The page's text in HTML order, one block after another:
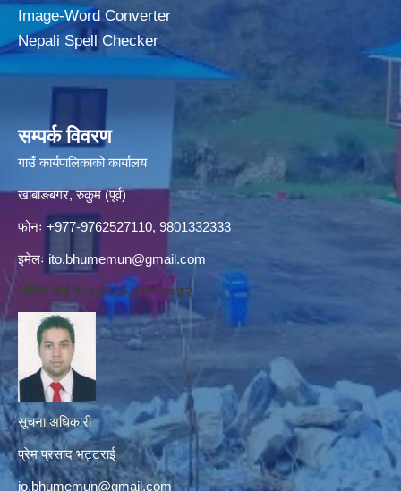
Image-Word Converter
Nepali Spell Checker
सम्पर्क विवरण
गाउँ कार्यपालिकाको कार्यालय
खाबाङबगर, रुकुम (पूर्व)
फोनः +977-9762527110, 9801332333
इमेलः ito.bhumemun@gmail.com
नोटिस बोर्ड नं. १६१८०८८४१३०७२
सूचना अधिकारी
प्रेम प्रसाद भट्टराई
io.bhumemun@gmail.com